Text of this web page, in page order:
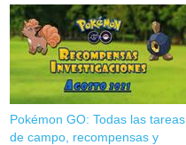
Pokémon GO: Todas las tareas
de campo, recompensas y